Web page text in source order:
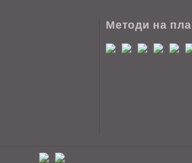
Методи на